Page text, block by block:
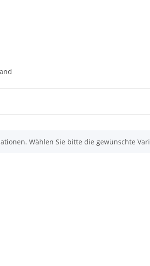
Wählen Sie bitte die gewünschte